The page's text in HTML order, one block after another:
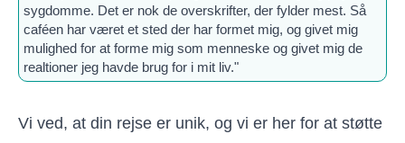
sygdomme. Det er nok de overskrifter, der fylder mest. Så
caféen har været et sted der har formet mig, og givet mig
mulighed for at forme mig som menneske og givet mig de
realtioner jeg havde brug for i mit liv."
Vi ved, at din rejse er unik, og vi er her for at støtte